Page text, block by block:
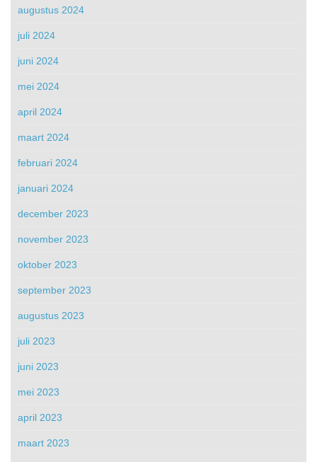
augustus 2024
juli 2024
juni 2024
mei 2024
april 2024
maart 2024
februari 2024
januari 2024
december 2023
november 2023
oktober 2023
september 2023
augustus 2023
juli 2023
juni 2023
mei 2023
april 2023
maart 2023